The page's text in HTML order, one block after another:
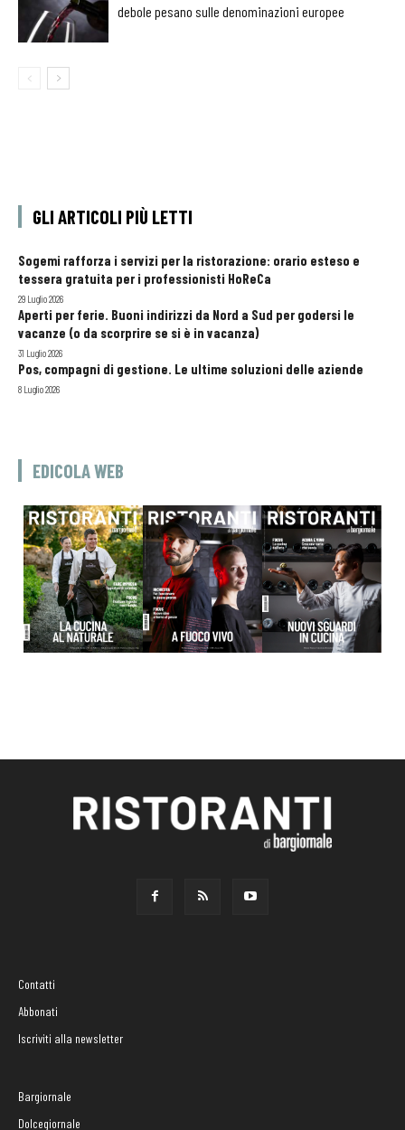
debole pesano sulle denominazioni europee
GLI ARTICOLI PIÙ LETTI
Sogemi rafforza i servizi per la ristorazione: orario esteso e
tessera gratuita per i professionisti HoReCa
29 Luglio 2026
Aperti per ferie. Buoni indirizzi da Nord a Sud per godersi le
vacanze (o da scorprire se si è in vacanza)
31 Luglio 2026
Pos, compagni di gestione. Le ultime soluzioni delle aziende
8 Luglio 2026
EDICOLA WEB
Contatti
Abbonati
Iscriviti alla newsletter
Bargiornale
Dolcegiornale